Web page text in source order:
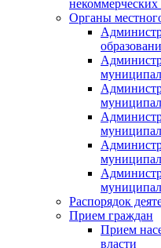
некоммерческих
Органы
Распорядок
Прием граждан
Прием
власти